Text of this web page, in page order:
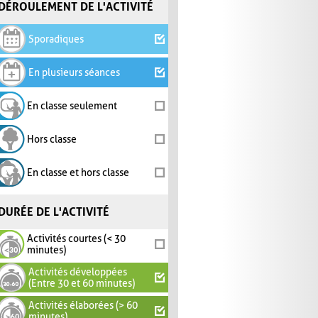
DE L'ACTIVITÉ
Sporadiques
En plusieurs séances
En classe seulement
Hors classe
En classe et hors classe
DE L'ACTIVITÉ
Activités courtes (< 30
minutes)
Activités développées
(Entre 30 et 60 minutes)
Activités élaborées (> 60